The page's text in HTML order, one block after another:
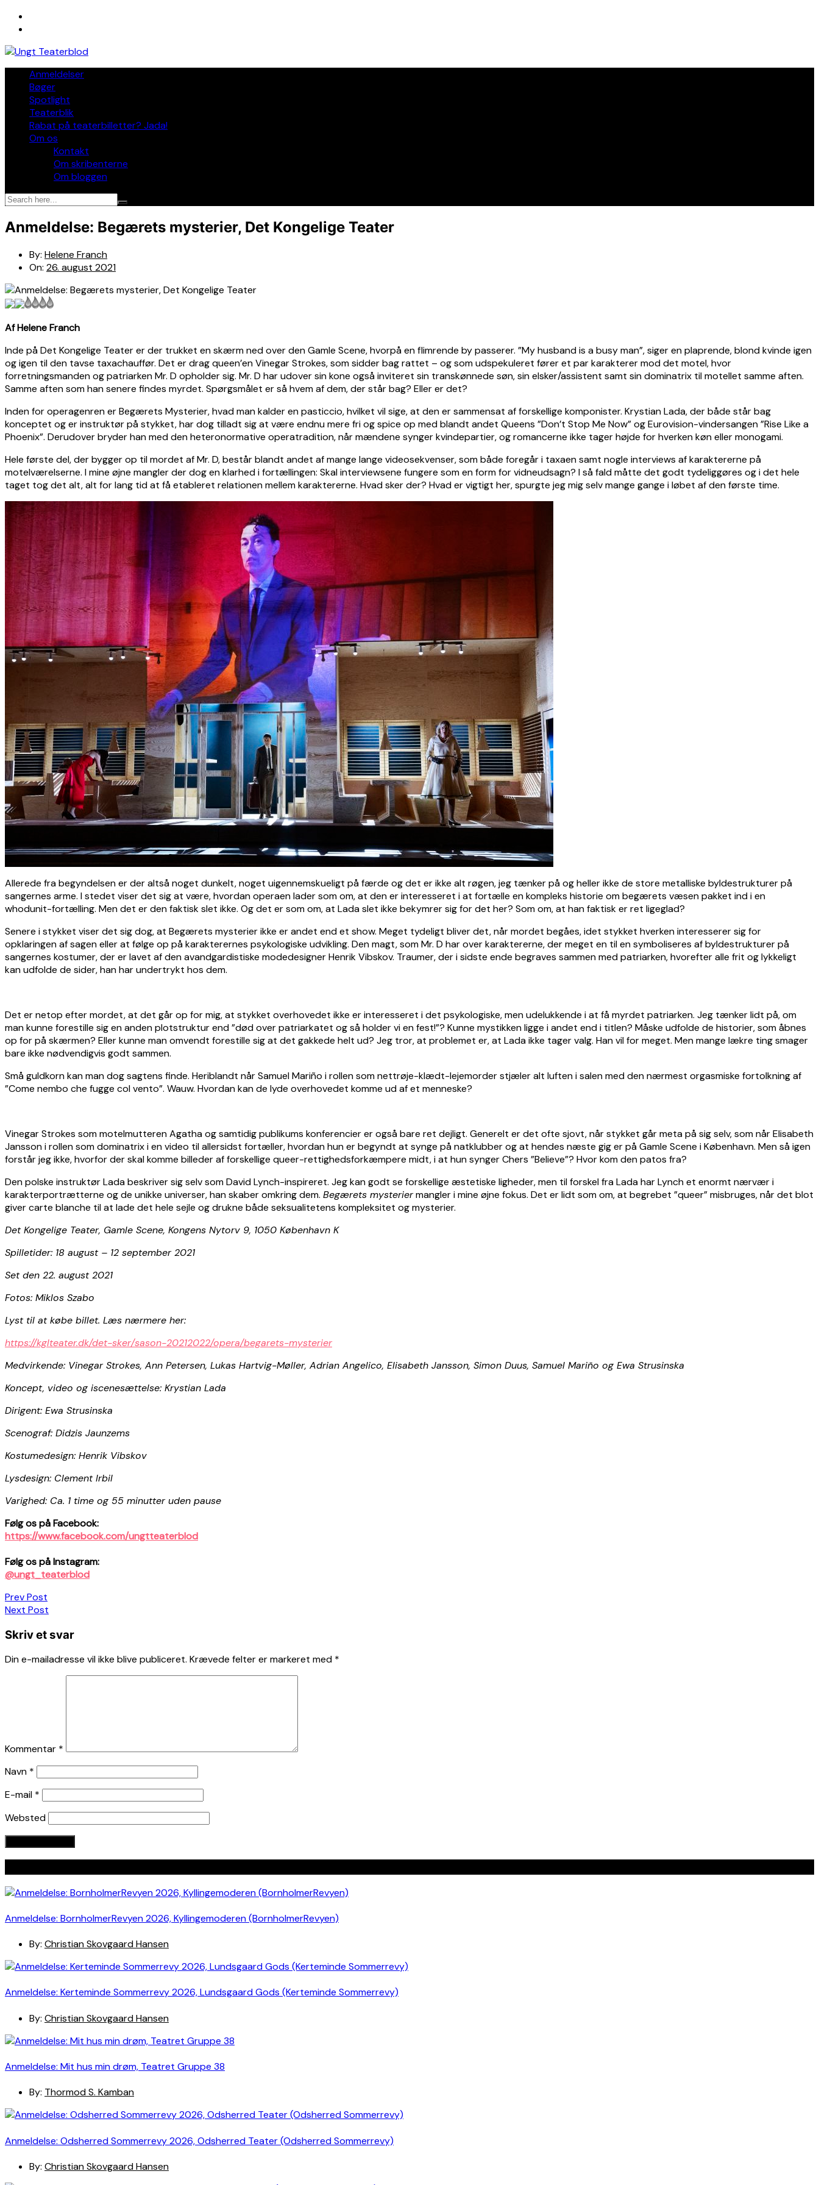
Skip
Anmeldelser
Bøger
Spotlight
Teaterblik
Rabat på teaterbilletter? Jada!
Om os
Kontakt
Om skribenterne
Om bloggen
Anmeldelse: Begærets mysterier, Det Kongelige Teater
By: Helene Franch
On: 26. august 2021
Af Helene Franch
Inde på Det Kongelige Teater er der trukket en skærm ned over den Gamle Scene, hvorpå en flimrende by passerer. ”My husband is a busy man”, siger en plaprende, blond kvinde igen
og igen til den tavse taxachauffør. Det er drag queen’en Vinegar Strokes, som sidder bag rattet – og som udspekuleret fører et par karakterer mod det motel, hvor
forretningsmanden og patriarken Mr. D opholder sig. Mr. D har udover sin kone også inviteret sin transkønnede søn, sin elsker/assistent samt sin dominatrix til motellet samme aften.
Samme aften som han senere findes myrdet. Spørgsmålet er så hvem af dem, der står bag? Eller er det?
Inden for operagenren er Begærets Mysterier, hvad man kalder en pasticcio, hvilket vil sige, at den er sammensat af forskellige komponister. Krystian Lada, der både står bag
konceptet og er instruktør på stykket, har dog tilladt sig at være endnu mere fri og spice op med blandt andet Queens ”Don’t Stop Me Now” og Eurovision-vindersangen ”Rise Like a
Phoenix”. Derudover bryder han med den heteronormative operatradition, når mændene synger kvindepartier, og romancerne ikke tager højde for hverken køn eller monogami.
Hele første del, der bygger op til mordet af Mr. D, består blandt andet af mange lange videosekvenser, som både foregår i taxaen samt nogle interviews af karaktererne på
motelværelserne. I mine øjne mangler der dog en klarhed i fortællingen: Skal interviewsene fungere som en form for vidneudsagn? I så fald måtte det godt tydeliggøres og i det hele
taget tog det alt, alt for lang tid at få etableret relationen mellem karaktererne. Hvad sker der? Hvad er vigtigt her, spurgte jeg mig selv mange gange i løbet af den første time.
Allerede fra begyndelsen er der altså noget dunkelt, noget uigennemskueligt på færde og det er ikke alt røgen, jeg tænker på og heller ikke de store metalliske byldestrukturer på
sangernes arme. I stedet viser det sig at være, hvordan operaen lader som om, at den er interesseret i at fortælle en kompleks historie om begærets væsen pakket ind i en
whodunit-fortælling. Men det er den faktisk slet ikke. Og det er som om, at Lada slet ikke bekymrer sig for det her? Som om, at han faktisk er ret ligeglad?
Senere i stykket viser det sig dog, at Begærets mysterier ikke er andet end et show. Meget tydeligt bliver det, når mordet begåes, idet stykket hverken interesserer sig for
opklaringen af sagen eller at følge op på karakterernes psykologiske udvikling. Den magt, som Mr. D har over karaktererne, der meget en til en symboliseres af byldestrukturer på
sangernes kostumer, der er lavet af den avandgardistiske modedesigner Henrik Vibskov. Traumer, der i sidste ende begraves sammen med patriarken, hvorefter alle frit og lykkeligt
kan udfolde de sider, han har undertrykt hos dem.
Det er netop efter mordet, at det går op for mig, at stykket overhovedet ikke er interesseret i det psykologiske, men udelukkende i at få myrdet patriarken. Jeg tænker lidt på, om
man kunne forestille sig en anden plotstruktur end ”død over patriarkatet og så holder vi en fest!”? Kunne mystikken ligge i andet end i titlen? Måske udfolde de historier, som åbnes
op for på skærmen? Eller kunne man omvendt forestille sig at det gakkede helt ud? Jeg tror, at problemet er, at Lada ikke tager valg. Han vil for meget. Men mange lækre ting smager
bare ikke nødvendigvis godt sammen.
Små guldkorn kan man dog sagtens finde. Heriblandt når Samuel Mariño i rollen som nettrøje-klædt-lejemorder stjæler alt luften i salen med den nærmest orgasmiske fortolkning af
”Come nembo che fugge col vento”. Wauw. Hvordan kan de lyde overhovedet komme ud af et menneske?
Vinegar Strokes som motelmutteren Agatha og samtidig publikums konferencier er også bare ret dejligt. Generelt er det ofte sjovt, når stykket går meta på sig selv, som når Elisabeth
Jansson i rollen som dominatrix i en video til allersidst fortæller, hvordan hun er begyndt at synge på natklubber og at hendes næste gig er på Gamle Scene i København. Men så igen
forstår jeg ikke, hvorfor der skal komme billeder af forskellige queer-rettighedsforkæmpere midt, i at hun synger Chers ”Believe”? Hvor kom den patos fra?
Den polske instruktør Lada beskriver sig selv som David Lynch-inspireret. Jeg kan godt se forskellige æstetiske ligheder, men til forskel fra Lada har Lynch et enormt nærvær i
karakterportrætterne og de unikke universer, han skaber omkring dem. Begærets mysteriermangler i mine øjne fokus. Det er lidt som om, at begrebet ”queer” misbruges, når det blot
giver carte blanche til at lade det hele sejle og drukne både seksualitetens kompleksitet og mysterier.
Det Kongelige Teater, Gamle Scene, Kongens Nytorv 9, 1050 København K
Spilletider: 18 august – 12 september 2021
Set den 22. august 2021
Fotos: Miklos Szabo
Lyst til at købe billet. Læs nærmere her:
https://kglteater.dk/det-sker/sason-20212022/opera/begarets-mysterier
Medvirkende: Vinegar Strokes, Ann Petersen, Lukas Hartvig-Møller, Adrian Angelico, Elisabeth Jansson, Simon Duus, Samuel Mariño og Ewa Strusinska
​​​​Koncept, video og iscenesættelse: Krystian Lada
Dirigent: Ewa Strusinska
Scenograf: Didzis Jaunzems
Kostumedesign: Henrik Vibskov
Lysdesign: Clement Irbil
Varighed: Ca. 1 time og 55 minutter uden pause
Følg os på Facebook:
https://www.facebook.com/ungtteaterblod
Følg os på Instagram:
@ungt_teaterblod
Indlægsnavigation
Prev Post
Next Post
Skriv et svar
Din e-mailadresse vil ikke blive publiceret. Krævede felter er markeret med *
Kommentar *
Navn *
E-mail *
Websted
Anmeldelse: BornholmerRevyen 2026, Kyllingemoderen (BornholmerRevyen)
By: Christian Skovgaard Hansen
Anmeldelse: Kerteminde Sommerrevy 2026, Lundsgaard Gods (Kerteminde Sommerrevy)
By: Christian Skovgaard Hansen
Anmeldelse: Mit hus min drøm, Teatret Gruppe 38
By: Thormod S. Kamban
Anmeldelse: Odsherred Sommerrevy 2026, Odsherred Teater (Odsherred Sommerrevy)
By: Christian Skovgaard Hansen